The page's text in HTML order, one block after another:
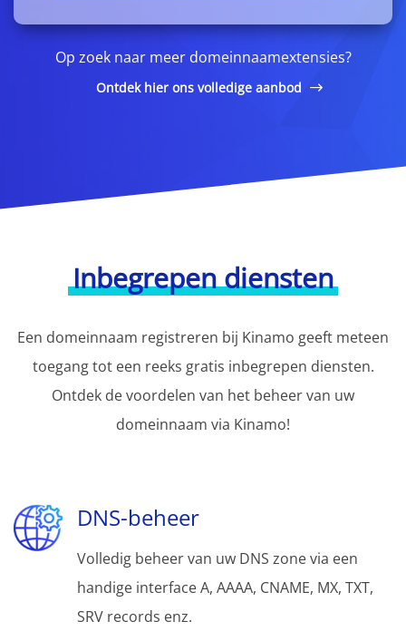
Op zoek naar meer domeinnaamextensies?
Ontdek hier ons volledige aanbod
Inbegrepen diensten
Een domeinnaam registreren bij Kinamo geeft meteen
toegang tot een reeks gratis inbegrepen diensten.
Ontdek de voordelen van het beheer van uw
domeinnaam via Kinamo!
DNS-beheer
Volledig beheer van uw DNS zone via een
handige interface A, AAAA, CNAME, MX, TXT,
SRV records enz.